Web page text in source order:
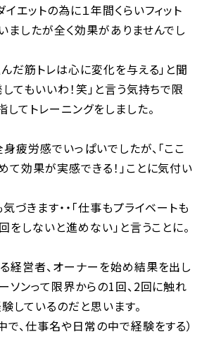
エットの為に１年間くらいフィット
ましたが全く効果がありませんでし
んだ筋トレは心に変化を与える」と聞
てもいいわ！笑」と言う気持ちで限
てトレーニングをしました。
疲労感でいっぱいでしたが、「ここ
て効果が実感できる！」ことに気付い
づきます・・「仕事もプライベートも
をしないと進めない」と言うことに。
経営者、オーナーを始め結果を出し
ソンって限界からの1回、2回に触れ
しているのだと思います。
で、仕事名や日常の中で経験をする）